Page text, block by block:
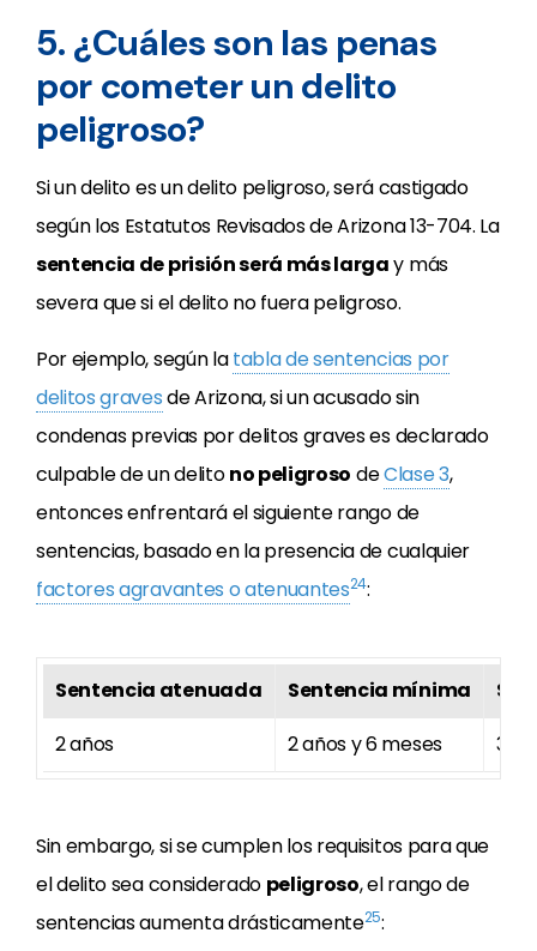
5. ¿Cuáles son las penas
por cometer un delito
peligroso?
Si un delito es un delito peligroso, será castigado
según los Estatutos Revisados de Arizona 13-704. La
sentencia de prisión será más largay más
severa que si el delito no fuera peligroso.
Por ejemplo, según latabla de sentencias por
delitos gravesde Arizona, si un acusado sin
condenas previas por delitos graves es declarado
culpable de un delitono peligroso deClase 3,
entonces enfrentará el siguiente rango de
sentencias, basado en la presencia de cualquier
factores agravantes o atenuantes24:
Sentencia atenuada Sentencia mínima
2 años
2 años y 6 meses 3
Sin embargo, si se cumplen los requisitos para que
el delito sea considerado peligroso, el rango de
sentencias aumenta drásticamente25: